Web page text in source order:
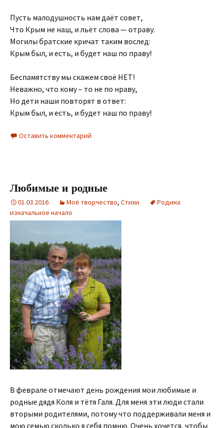
Пусть малодушность нам даёт совет,
Что Крым не наш, и льёт слова — отраву.
Могилы братские кричат таким вослед:
Крым был, и есть, и будет наш по праву!
Беспамятству мы скажем своё НЕТ!
Неважно, что кому – то не по нраву,
Но дети наши повторят в ответ:
Крым был, и есть, и будет наш по праву!
Оставить комментарий
Любимые и родные
01.03.2016 Моё творчество, Стихи
Родина
изначальное начало
В феврале отмечают день рождения мои любимые и
родные дядя Коля и тётя Галя. Для меня эти люди стали
вторыми родителями, потому что поддерживали меня и
мою семью сколько я себя помню. Очень хочется, чтобы